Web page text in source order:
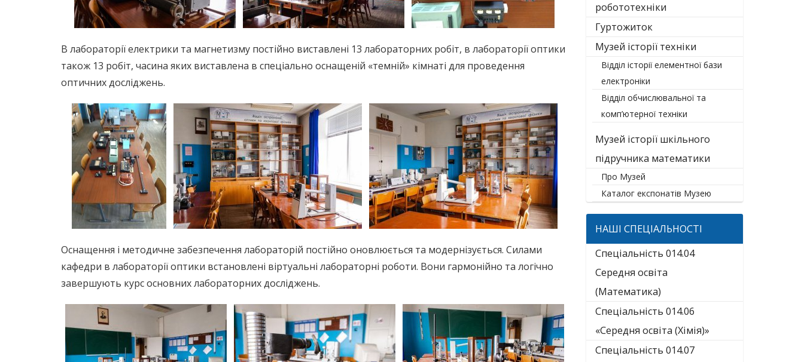
В лабораторії електрики та магнетизму постійно виставлені 13 лабораторних робіт, в лабораторії оптики
також 13 робіт, часина яких виставлена в спеціально оснащеній «темній» кімнаті для проведення
оптичних досліджень.
Оснащення і методичне забезпечення лабораторій постійно оновлюється та модернізується. Силами
кафедри в лабораторії оптики встановлені віртуальні лабораторні роботи. Вони гармонійно та логічно
завершують курс основних лабораторних досліджень.
робототехніки
Гуртожиток
Музей історії техніки
Відділ історії елементної бази
електроніки
Відділ обчислювальної та
комп’ютерної техніки
Музей історії шкільного
підручника математики
Про Музей
Каталог експонатів Музею
НАШІ СПЕЦІАЛЬНОСТІ
Спеціальність 014.04
Середня освіта
(Математика)
Спеціальність 014.06
«Середня освіта (Хімія)»
Спеціальність 014.07